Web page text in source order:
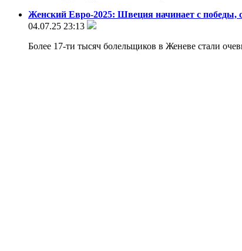
Женский Евро-2025: Швеция начинает с победы,
04.07.25 23:13
Более 17-ти тысяч болельщиков в Женеве стали